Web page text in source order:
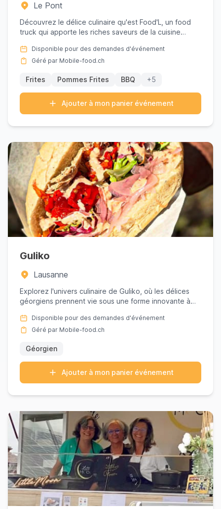
Le Pont
Découvrez le délice culinaire qu'est Food'L, un food
truck qui apporte les riches saveurs de la cuisine
Disponible pour des demandes d'événement
Géré par Mobile-food.ch
Frites Pommes Frites BBQ +5
Ajouter à mon panier événement
Guliko
Lausanne
Explorez l'univers culinaire de Guliko, où les délices
géorgiens prennent vie sous une forme innovante à
Disponible pour des demandes d'événement
Géré par Mobile-food.ch
Géorgien
Ajouter à mon panier événement